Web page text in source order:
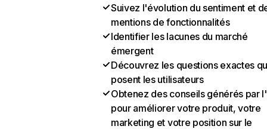
Suivez l'évolution du sentiment et
mentions de fonctionnalités
Identifier les lacunes du marché
émergent
Découvrez les questions exactes
posent les utilisateurs
Obtenez des conseils générés par
pour améliorer votre produit, votre
marketing et votre position sur le